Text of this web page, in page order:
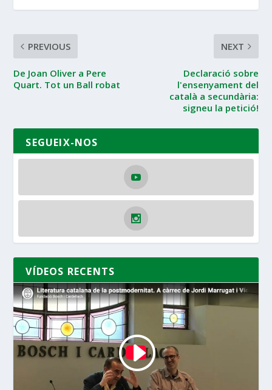
PREVIOUS
De Joan Oliver a Pere
Quart. Tot un Ball robat
NEXT
Declaració sobre
l'ensenyament del
català a secundària:
signeu la petició!
SEGUEIX-NOS
VÍDEOS RECENTS